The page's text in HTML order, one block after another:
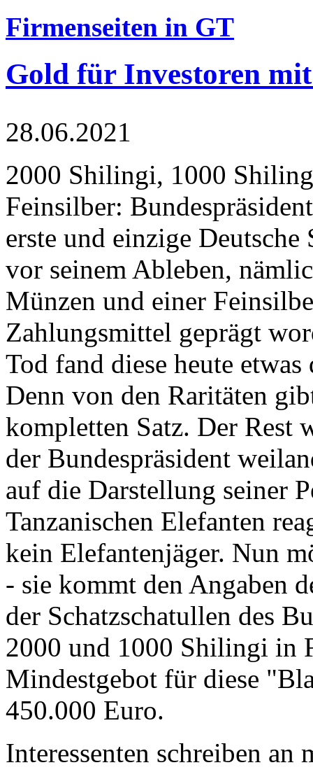
Firmenseiten in GT
Gold für Investoren
28.06.2021
2000 Shilingi, 1000
Feinsilber:
erste und einzige Deutsche
vor seinem Ableben,
Münzen und einer
Zahlungsmittel geprägt
Tod fand diese heute
Denn von den Raritäten
kompletten Satz. Der Rest
der Bundespräsident
auf die Darstellung seiner
Tanzanischen Elefanten
kein Elefantenjäger. Nun
- sie kommt den Angaben
der Schatzschatullen des
2000 und 1000 Shilingi in
Mindestgebot für diese
450.000 Euro.
Interessenten schreiben